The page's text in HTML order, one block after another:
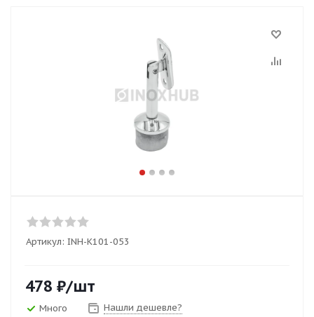
Артикул: INH-K101-053
478 ₽/шт
Много
Нашли дешевле?